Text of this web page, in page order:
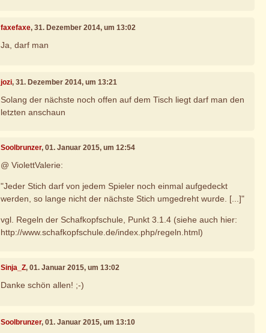
faxefaxe, 31. Dezember 2014, um 13:02
Ja, darf man
jozi, 31. Dezember 2014, um 13:21
Solang der nächste noch offen auf dem Tisch liegt darf man den
letzten anschaun
Soolbrunzer, 01. Januar 2015, um 12:54
@ ViolettValerie:
"Jeder Stich darf von jedem Spieler noch einmal aufgedeckt
werden, so lange nicht der nächste Stich umgedreht wurde. [...]"
vgl. Regeln der Schafkopfschule, Punkt 3.1.4 (siehe auch hier:
http://www.schafkopfschule.de/index.php/regeln.html)
Sinja_Z, 01. Januar 2015, um 13:02
Danke schön allen! ;-)
Soolbrunzer, 01. Januar 2015, um 13:10